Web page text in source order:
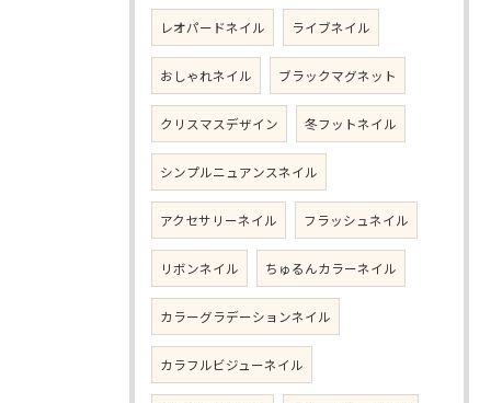
レオパードネイル ライブネイル
おしゃれネイル ブラックマグネット
クリスマスデザイン 冬フットネイル
シンプルニュアンスネイル
アクセサリーネイル フラッシュネイル
リボンネイル ちゅるんカラーネイル
カラーグラデーションネイル
カラフルビジューネイル